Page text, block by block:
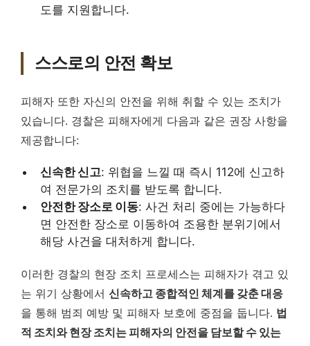
도를 지원합니다.
스스로의 안전 확보
피해자 또한 자신의 안전을 위해 취할 수 있는 조치가
있습니다. 경찰은 피해자에게 다음과 같은 권장 사항을
제공합니다:
신속한 신고: 위협을 느낄 때 즉시 112에 신고하
여 전문가의 조치를 받도록 합니다.
안전한 장소로 이동: 사건 처리 중에는 가능하다
면 안전한 장소로 이동하여 조용한 분위기에서
해당 사건을 대처하게 합니다.
이러한 경찰의 현장 조치 프로세스는 피해자가 겪고 있
는 위기 상황에서 신속하고 종합적인 체계를 갖춘 대응
을 통해 범죄 예방 및 피해자 보호에 중점을 둡니다. 법
적 조치와 현장 조치는 피해자의 안전을 담보할 수 있는